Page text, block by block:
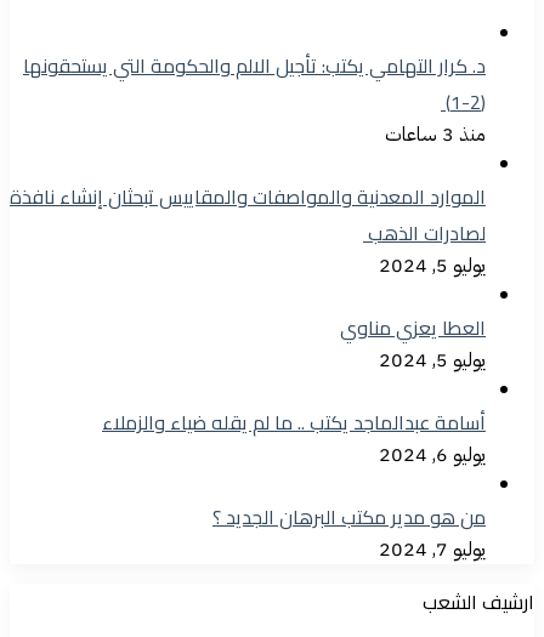
د. كرار التهامي يكتب: تأجيل الالم والحكومة التي يستحقونها
(2-1)
منذ 3 ساعات
الموارد المعدنية والمواصفات والمقاييس تبحثان إنشاء نافذة
لصادرات الذهب
يوليو 5, 2024
العطا يعزي مناوي
يوليو 5, 2024
أسامة عبدالماجد يكتب .. ما لم يقله ضياء والزملاء
يوليو 6, 2024
من هو مدير مكتب البرهان الجديد ؟
يوليو 7, 2024
ارشيف الشعب